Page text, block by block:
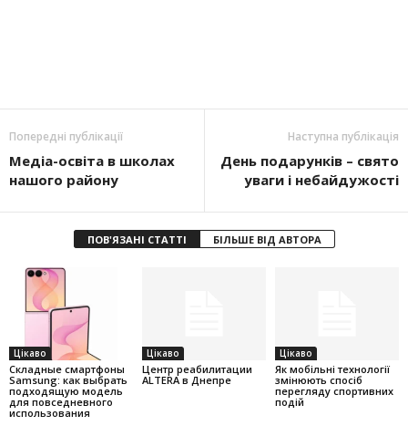
Попередні публікації
Медіа-освіта в школах
нашого району
Наступна публікація
День подарунків – свято
уваги і небайдужості
ПОВ'ЯЗАНІ СТАТТІ БІЛЬШЕ ВІД АВТОРА
Цікаво
Складные смартфоны
Samsung: как выбрать
подходящую модель
для повседневного
использования
Цікаво
Центр реабилитации
ALTERA в Днепре
Цікаво
Як мобільні технології
змінюють спосіб
перегляду спортивних
подій